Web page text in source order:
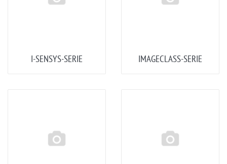
I-SENSYS-SERIE IMAGECLASS-SERIE